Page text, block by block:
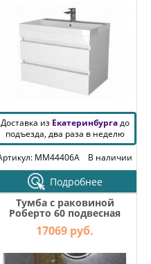
Доставка из Екатеринбургадо
подъезда, два раза в неделю
MM44406A
В наличии
Подробнее
Тумба с раковиной
Роберто 60 подвесная
Белый глянец 1 ящик
17069 руб.